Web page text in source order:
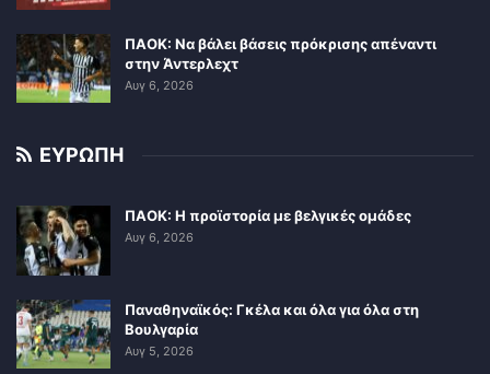
ΠΑΟΚ: Να βάλει βάσεις πρόκρισης απέναντι
στην Άντερλεχτ
Αυγ 6, 2026
ΕΥΡΩΠΗ
ΠΑΟΚ: Η προϊστορία με βελγικές ομάδες
Αυγ 6, 2026
Παναθηναϊκός: Γκέλα και όλα για όλα στη
Βουλγαρία
Αυγ 5, 2026